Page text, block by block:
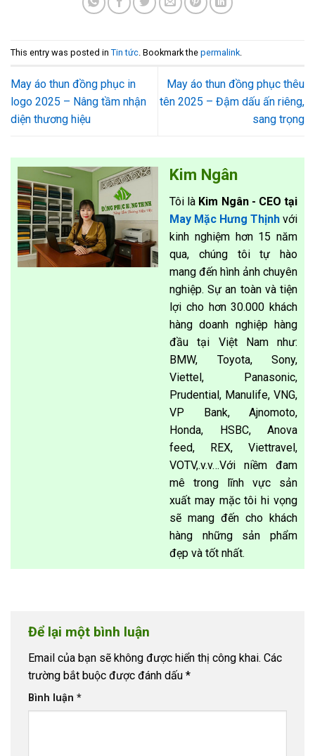
This entry was posted in Tin tức . Bookmark the permalink
May áo thun đồng phục in
logo 2025 – Nâng tầm nhận
diện thương hiệu
May áo thun đồng phục thêu
tên 2025 – Đậm dấu ấn riêng,
sang trọng
Kim Ngân
Tôi là Kim Ngân - CEO tại
May Mặc Hưng Thịnh với
kinh nghiệm hơn 15 năm
qua, chúng tôi tự hào
mang đến hình ảnh chuyên
nghiệp. Sự an toàn và tiện
lợi cho hơn 30.000 khách
hàng doanh nghiệp hàng
đầu tại Việt Nam như:
BMW, Toyota, Sony,
Viettel, Panasonic,
Prudential, Manulife, VNG,
VP Bank, Ajnomoto,
Honda, HSBC, Anova
feed, REX, Viettravel,
VOTV,.v.v…Với niềm đam
mê trong lĩnh vực sản
xuất may mặc tôi hi vọng
sẽ mang đến cho khách
hàng những sản phẩm
đẹp và tốt nhất.
Để lại một bình luận
Email của bạn sẽ không được hiển thị công khai. Các
trường bắt buộc được đánh dấu *
Bình luận *